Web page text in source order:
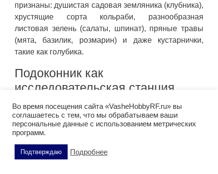
признаны: душистая садовая земляника (клубника),
хрустящие сорта кольраби, разнообразная
листовая зелень (салаты, шпинат), пряные травы
(мята, базилик, розмарин) и даже кустарнички,
такие как голубика.
Подоконник как
исследовательская станция
Настоящее волшебство начинается прямо на
кухне! Подоконник — идеальное место для первых
ботанических экспериментов. Посадите с ребенком
в прозрачный стаканчик фасоль или горох, чтобы
наблюдать, как проклевываются корешки и
Во время посещения сайта «VasheHobbyRF.ru» вы
соглашаетесь с тем, что мы обрабатываем ваши
персональные данные с использованием метрических
программ.
Подтверждаю Подробнее